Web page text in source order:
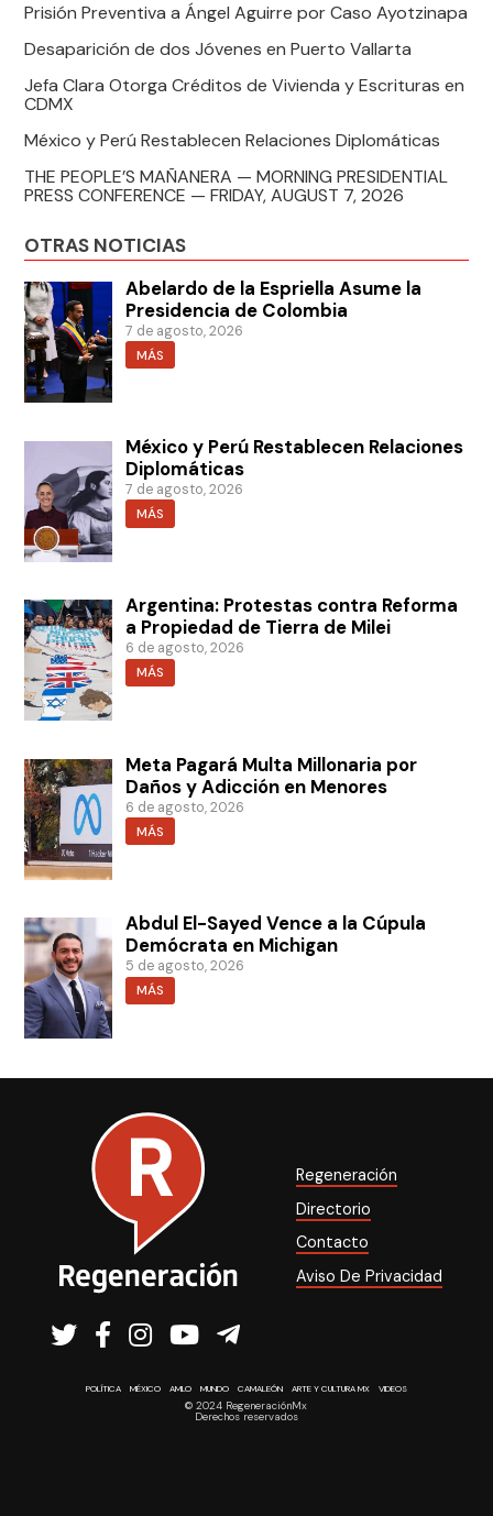
Prisión Preventiva a Ángel Aguirre por Caso Ayotzinapa
Desaparición de dos Jóvenes en Puerto Vallarta
Jefa Clara Otorga Créditos de Vivienda y Escrituras en
CDMX
México y Perú Restablecen Relaciones Diplomáticas
THE PEOPLE’S MAÑANERA — MORNING PRESIDENTIAL
PRESS CONFERENCE — FRIDAY, AUGUST 7, 2026
OTRAS NOTICIAS
Abelardo de la Espriella Asume la
Presidencia de Colombia
7 de agosto, 2026
MÁS
México y Perú Restablecen Relaciones
Diplomáticas
7 de agosto, 2026
MÁS
Argentina: Protestas contra Reforma
a Propiedad de Tierra de Milei
6 de agosto, 2026
MÁS
Meta Pagará Multa Millonaria por
Daños y Adicción en Menores
6 de agosto, 2026
MÁS
Abdul El-Sayed Vence a la Cúpula
Demócrata en Michigan
5 de agosto, 2026
MÁS
Regeneración
Directorio
Contacto
Aviso De Privacidad
POLÍTICA MÉXICO AMLO MUNDO CAMALEÓN ARTE Y CULTURA MX VIDEOS
© 2024 RegeneraciónMx
Derechos reservados